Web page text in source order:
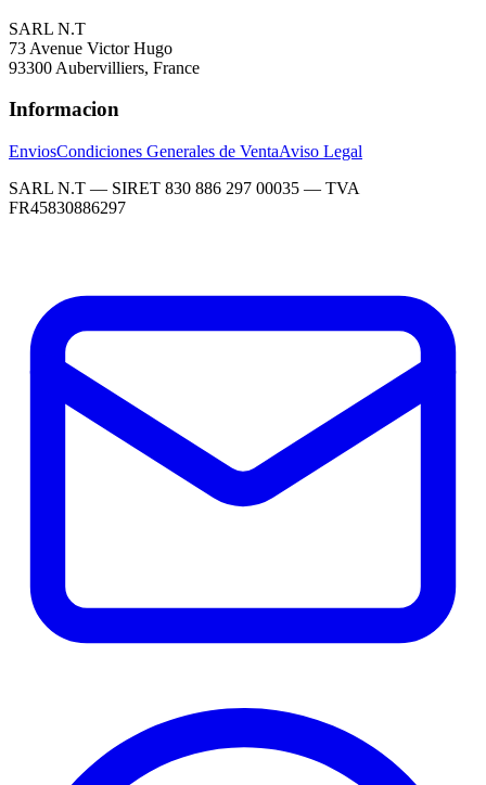
SARL N.T
73 Avenue Victor Hugo
93300 Aubervilliers, France
Informacion
EnviosCondiciones Generales de VentaAviso Legal
SARL N.T — SIRET 830 886 297 00035 — TVA
FR45830886297